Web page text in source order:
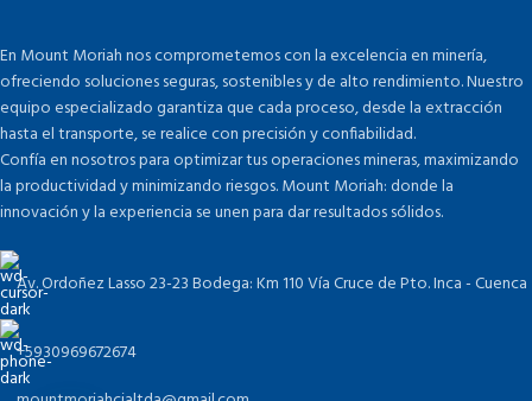
En Mount Moriah nos comprometemos con la excelencia en minería,
ofreciendo soluciones seguras, sostenibles y de alto rendimiento. Nuestro
equipo especializado garantiza que cada proceso, desde la extracción
hasta el transporte, se realice con precisión y confiabilidad.
Confía en nosotros para optimizar tus operaciones mineras, maximizando
la productividad y minimizando riesgos. Mount Moriah: donde la
innovación y la experiencia se unen para dar resultados sólidos.
Av. Ordoñez Lasso 23-23 Bodega: Km 110 Vía Cruce de Pto. Inca - Cuenca
+5930969672674